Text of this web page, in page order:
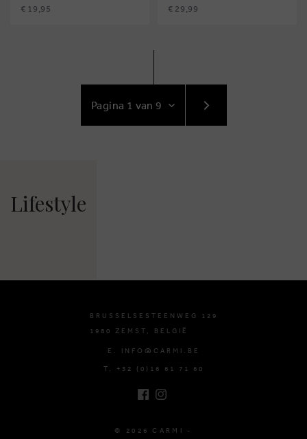
€ 19,95 € 29,99
NAAR
VOLGENDE
Lifestyle
BRUSSELSESTEENWEG 129
1980 ZEMST, BELGIË
E. INFO@CARMI.BE
T. +32 (0)16 61 71 60
© 2026 CARMI -